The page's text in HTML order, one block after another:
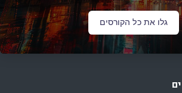
גלו את כל הקורסים